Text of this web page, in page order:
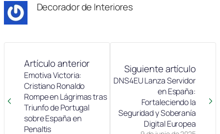
Decorador de Interiores
Artículo anterior
Emotiva Victoria:
Cristiano Ronaldo
Rompe en Lágrimas tras
Triunfo de Portugal
sobre España en
Penaltis
Siguiente artículo
DNS4EU Lanza Servidor
en España:
Fortaleciendo la
Seguridad y Soberanía
Digital Europea